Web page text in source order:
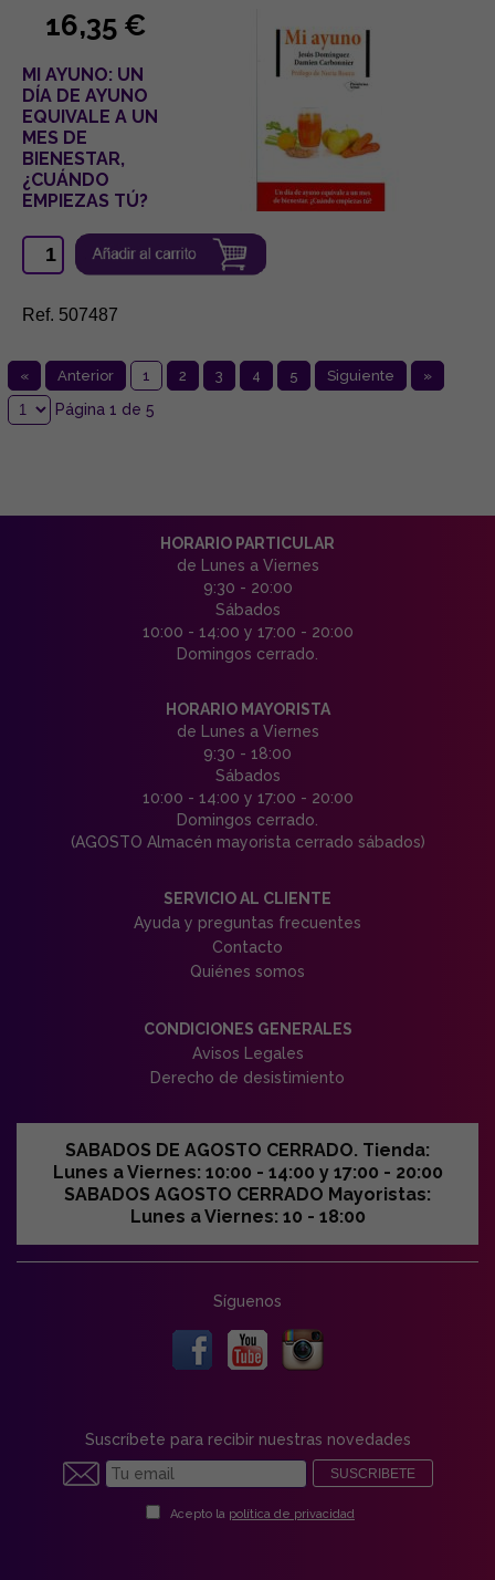
16,35 €
MI AYUNO: UN
DÍA DE AYUNO
EQUIVALE A UN
MES DE
BIENESTAR,
¿CUÁNDO
EMPIEZAS TÚ?
Ref. 507487
« Anterior 1 2 3 4 5 Siguiente »
Página 1 de 5
HORARIO PARTICULAR
de Lunes a Viernes
9:30 - 20:00
Sábados
10:00 - 14:00 y 17:00 - 20:00
Domingos cerrado.
HORARIO MAYORISTA
de Lunes a Viernes
9:30 - 18:00
Sábados
10:00 - 14:00 y 17:00 - 20:00
Domingos cerrado.
(AGOSTO Almacén mayorista cerrado sábados)
SERVICIO AL CLIENTE
Ayuda y preguntas frecuentes
Contacto
Quiénes somos
CONDICIONES GENERALES
Avisos Legales
Derecho de desistimiento
SABADOS DE AGOSTO CERRADO. Tienda:
Lunes a Viernes: 10:00 - 14:00 y 17:00 - 20:00
SABADOS AGOSTO CERRADO Mayoristas:
Lunes a Viernes: 10 - 18:00
Síguenos
Suscríbete para recibir nuestras novedades
SUSCRIBETE
Acepto la política de privacidad